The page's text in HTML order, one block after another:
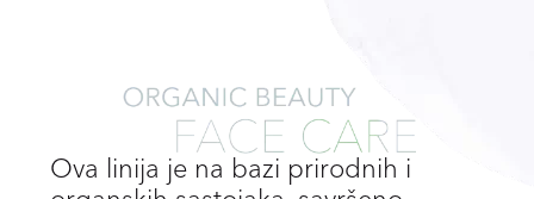
Ova linija je na bazi prirodnih i